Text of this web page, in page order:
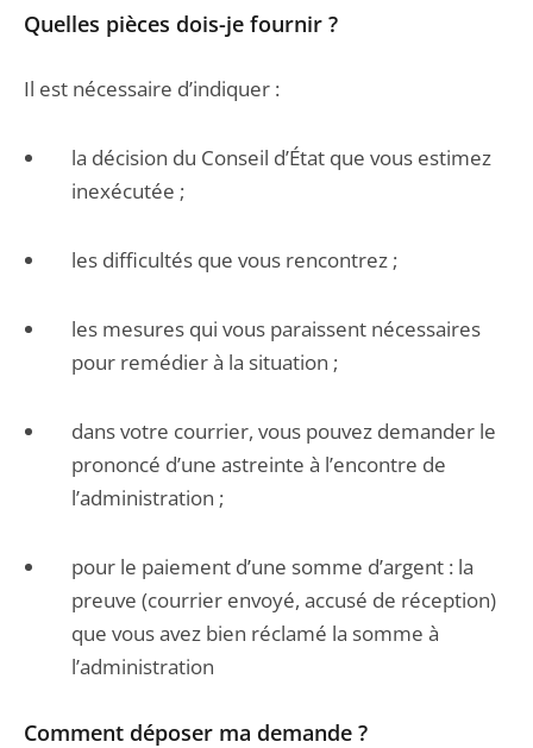
Quelles pièces dois-je fournir ?
Il est nécessaire d’indiquer :
la décision du Conseil d’État que vous estimez
inexécutée ;
les difficultés que vous rencontrez ;
les mesures qui vous paraissent nécessaires
pour remédier à la situation ;
dans votre courrier, vous pouvez demander le
prononcé d’une astreinte à l’encontre de
l’administration ;
pour le paiement d’une somme d’argent : la
preuve (courrier envoyé, accusé de réception)
que vous avez bien réclamé la somme à
l’administration
Comment déposer ma demande ?